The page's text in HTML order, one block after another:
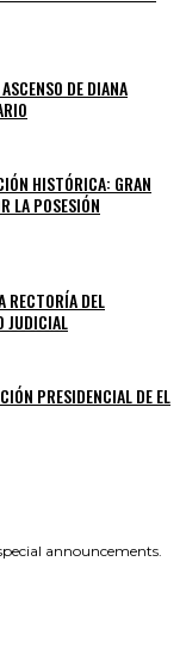
DE DIANA
HISTÓRICA: GRAN
LA POSESIÓN
RECTORÍA DEL
JUDICIAL
PRESIDENCIAL DE EL
announcements.